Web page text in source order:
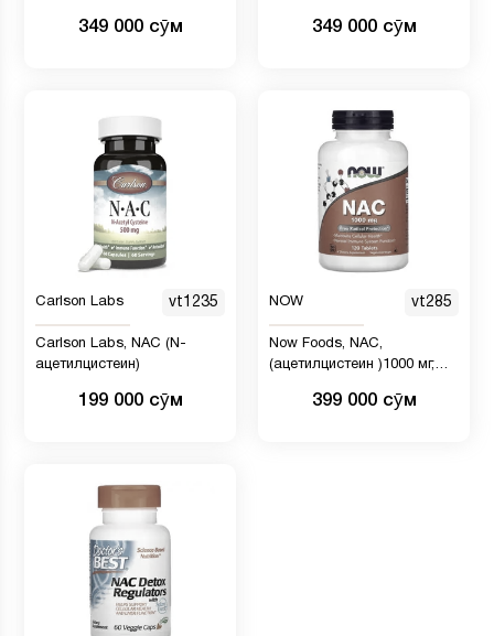
349 000 сӯм 349 000 сӯм
Carlson Labs vt1235
Carlson Labs, NAC (N-
ацетилцистеин)
199 000 сӯм
NOW vt285
Now Foods, NAC,
(ацетилцистеин )1000 мг,
399 000 сӯм